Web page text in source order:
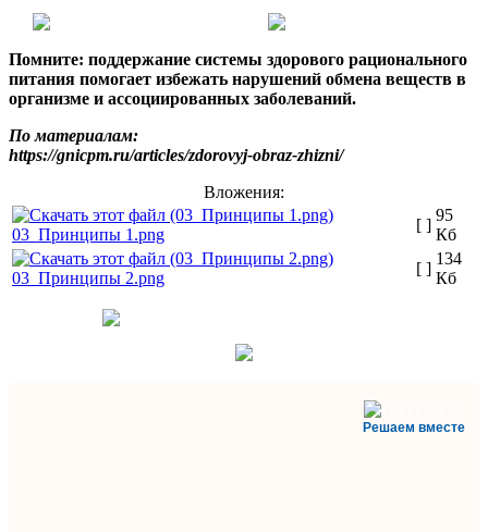
Помните: поддержание системы здорового рационального
питания помогает избежать нарушений обмена веществ в
организме и ассоциированных заболеваний.
По материалам:
https://gnicpm.ru/articles/zdorovyj-obraz-zhizni/
Вложения:
03_Принципы 1.png
[ ]
95
Кб
03_Принципы 2.png
[ ]
134
Кб
Решаем вместе